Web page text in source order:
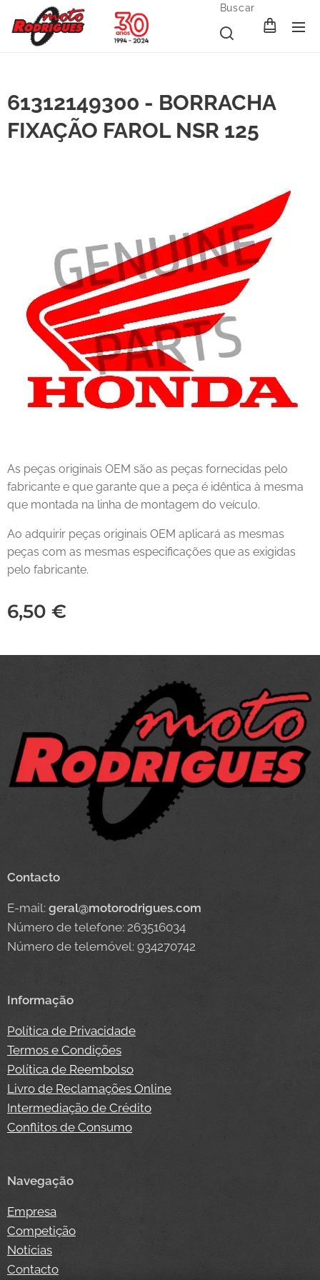
Buscar
61312149300 - BORRACHA
FIXAÇÃO FAROL NSR 125
As peças originais OEM são as peças fornecidas pelo
fabricante e que garante que a peça é idêntica à mesma
que montada na linha de montagem do veículo.
Ao adquirir peças originais OEM aplicará as mesmas
peças com as mesmas especificações que as exigidas
pelo fabricante.
6,50 €
Contacto
E-mail: geral@motorodrigues.com
Número de telefone: 263516034
Número de telemóvel: 934270742
Informação
Política de Privacidade
Termos e Condições
Política de Reembolso
Livro de Reclamações Online
Intermediação de Crédito
Conflitos de Consumo
Navegação
Empresa
Competição
Notícias
Contacto